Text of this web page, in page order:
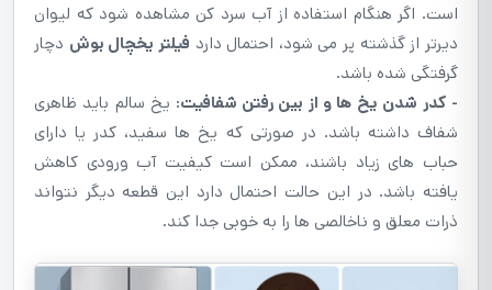
است. اگر هنگام استفاده از آب سرد کن مشاهده شود که لیوان
دیرتر از گذشته پر می شود، احتمال دارد فیلتر یخچال بوش دچار
گرفتگی شده باشد.
- کدر شدن یخ ها و از بین رفتن شفافیت: یخ سالم باید ظاهری
شفاف داشته باشد. در صورتی که یخ ها سفید، کدر یا دارای
حباب های زیاد باشند، ممکن است کیفیت آب ورودی کاهش
یافته باشد. در این حالت احتمال دارد این قطعه دیگر نتواند
ذرات معلق و ناخالصی ها را به خوبی جدا کند.